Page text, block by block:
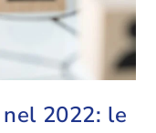
2022: le